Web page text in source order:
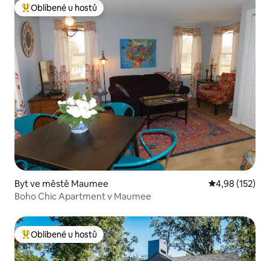
Nejlepší v kategorii Oblíbené u hostů
Oblíbené u hostů
Byt ve městě Maumee Průměrné
4,98 (152)
Boho Chic Apartment v Maumee
Nejlepší v kategorii Oblíbené u hostů
Oblíbené u hostů